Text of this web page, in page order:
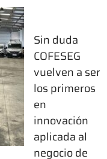
Sin duda
COFESEG
vuelven a ser
los primeros
en
innovación
aplicada al
negocio de